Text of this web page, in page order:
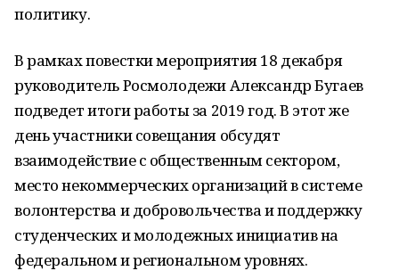
политику.
В рамках повестки мероприятия 18 декабря
руководитель Росмолодежи Александр Бугаев
подведет итоги работы за 2019 год. В этот же
день участники совещания обсудят
взаимодействие с общественным сектором,
место некоммерческих организаций в системе
волонтерства и добровольчества и поддержку
студенческих и молодежных инициатив на
федеральном и региональном уровнях.